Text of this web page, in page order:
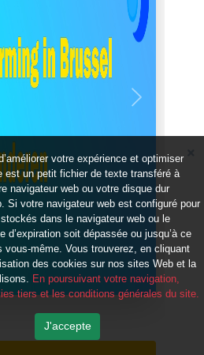
Suivant
votre expérience et optimiser
un petit fichier de texte transféré à
navigateur web ou votre disque dur
Si votre navigateur web est configuré pour
dans le navigateur web ou le
d’expiration soit dépassée ou jusqu’à ce
même. Vous trouverez, en cliquant
des cookies sur nos sites Web et la
En poursuivant votre navigation,
tiers et les conditions générales du site.
J'accepte